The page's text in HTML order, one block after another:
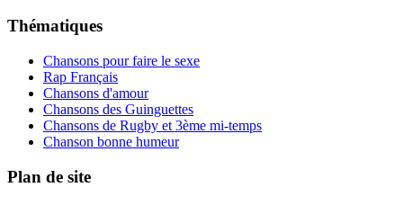
Thématiques
Chansons pour faire le sexe
Rap Français
Chansons d'amour
Chansons des Guinguettes
Chansons de Rugby et 3ème mi-temps
Chanson bonne humeur
Plan de site